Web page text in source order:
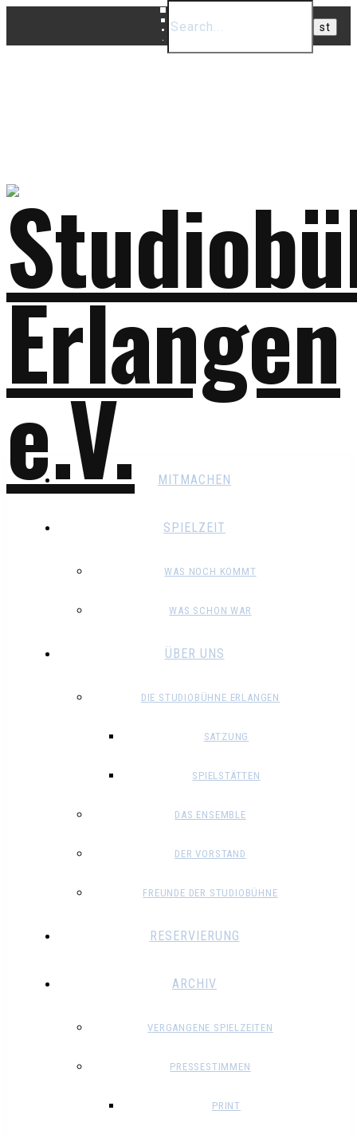
MITMACHEN
SPIELZEIT
WAS NOCH KOMMT
WAS SCHON WAR
ÜBER UNS
DIE STUDIOBÜHNE ERLANGEN
SATZUNG
SPIELSTÄTTEN
DAS ENSEMBLE
DER VORSTAND
FREUNDE DER STUDIOBÜHNE
RESERVIERUNG
ARCHIV
VERGANGENE SPIELZEITEN
PRESSESTIMMEN
PRINT